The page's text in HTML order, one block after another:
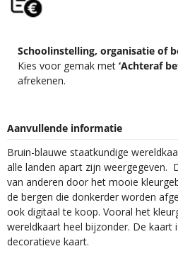
Schoolinstelling, organisatie of
Kies voor gemak met ‘Achteraf
afrekenen.
Aanvullende informatie
Bruin-blauwe staatkundige
alle landen apart zijn weergegeven.
van anderen door het mooie
de bergen die donkerder worden
ook digitaal te koop. Vooral het
wereldkaart heel bijzonder. De kaart
decoratieve kaart.